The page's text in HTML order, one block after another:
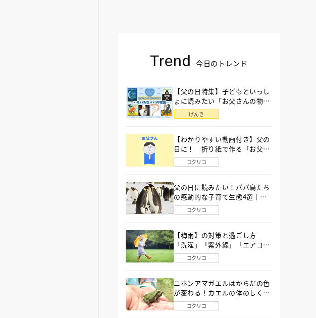
Trend 今日のトレンド
【父の日特集】子どもといっし
ょに読みたい「お父さんの物
語」６選
げんき
【わかりやすい動画付き】父の
日に！ 折り紙で作る「お父さ
ん」の簡単な折り方
コクリコ
父の日に読みたい！パパ鳥たち
の感動的な子育て生態4選｜図
鑑MOVE
コクリコ
【梅雨】の対策と過ごし方
「洗濯」「紫外線」「エアコ
ン」「ゲリラ豪雨」…〔気象予
報士が完全ガイド〕
コクリコ
ニホンアマガエルはからだの色
が変わる！カエルの体のしくみ
から両生類の特ちょうまで図鑑
MOVEが解説！
コクリコ